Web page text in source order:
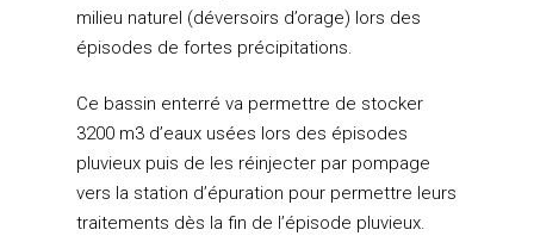
milieu naturel (déversoirs d’orage) lors des
épisodes de fortes précipitations.
Ce bassin enterré va permettre de stocker
3200 m3 d’eaux usées lors des épisodes
pluvieux puis de les réinjecter par pompage
vers la station d’épuration pour permettre leurs
traitements dès la fin de l’épisode pluvieux.
Compostage
Autres déchets
PREVENTION
Mon Tri
GEMAPI
Rénovation énergétique
Documents
Club Climat
Mise en oeuvre
Plan de Protection de
l’Atmosphère
Mobilité
TRÈS HAUT DÉBIT
AUTRES
Développement
Aires d’accueil des
voyage
Sentiers pédestres
QUESTIONS